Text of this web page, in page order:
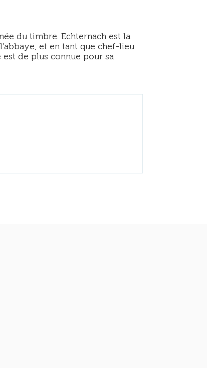
du timbre. Echternach est la
et en tant que chef-lieu
de plus connue pour sa